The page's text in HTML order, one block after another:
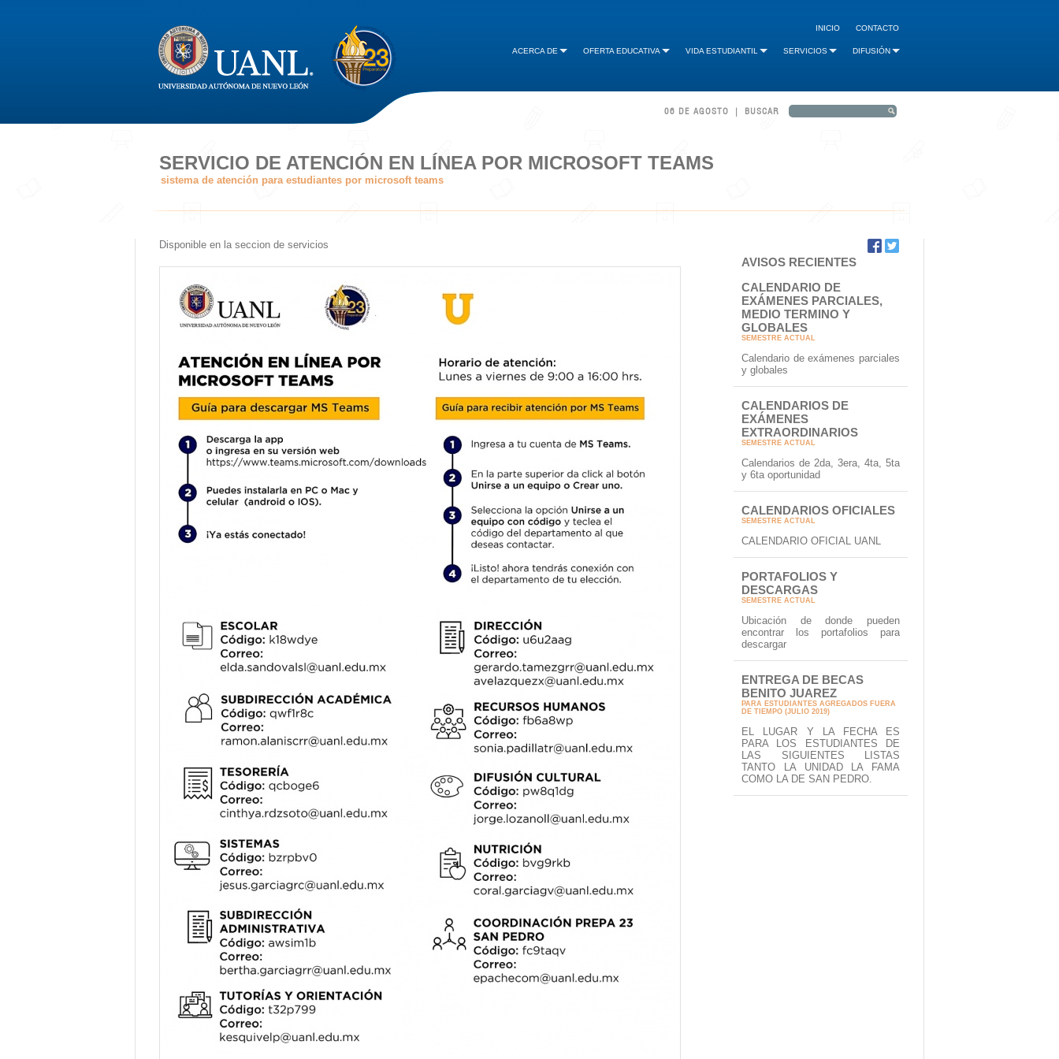
INICIO CONTACTO
ACERCA DE OFERTA EDUCATIVA VIDA ESTUDIANTIL SERVICIOS DIFUSIÓN
06 DE AGOSTO | BUSCAR
SERVICIO DE ATENCIÓN EN LÍNEA POR MICROSOFT TEAMS
sistema de atención para estudiantes por microsoft teams
Disponible en la seccion de servicios
AVISOS RECIENTES
CALENDARIO DE
EXÁMENES PARCIALES,
MEDIO TERMINO Y
GLOBALES
SEMESTRE ACTUAL
Calendario de exámenes parciales
y globales
CALENDARIOS DE
EXÁMENES
EXTRAORDINARIOS
SEMESTRE ACTUAL
Calendarios de 2da, 3era, 4ta, 5ta
y 6ta oportunidad
CALENDARIOS OFICIALES
SEMESTRE ACTUAL
CALENDARIO OFICIAL UANL
PORTAFOLIOS Y
DESCARGAS
SEMESTRE ACTUAL
Ubicación de donde pueden
encontrar los portafolios para
descargar
ENTREGA DE BECAS
BENITO JUAREZ
PARA ESTUDIANTES AGREGADOS FUERA
DE TIEMPO (JULIO 2019)
EL LUGAR Y LA FECHA ES
PARA LOS ESTUDIANTES DE
LAS SIGUIENTES LISTAS
TANTO LA UNIDAD LA FAMA
COMO LA DE SAN PEDRO.